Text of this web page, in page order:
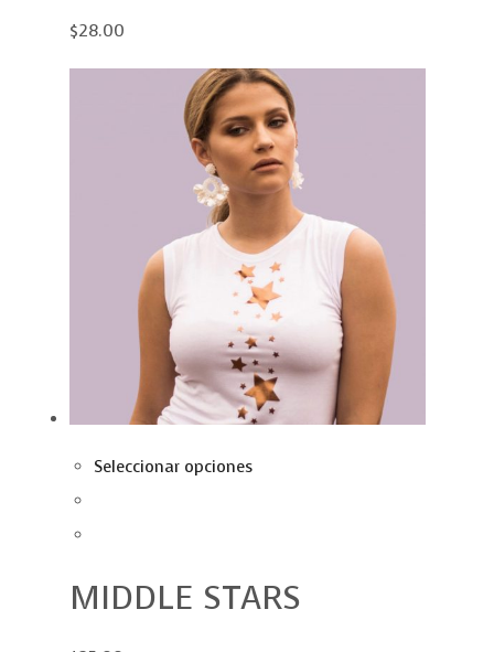
$28.00
Seleccionar opciones
MIDDLE STARS